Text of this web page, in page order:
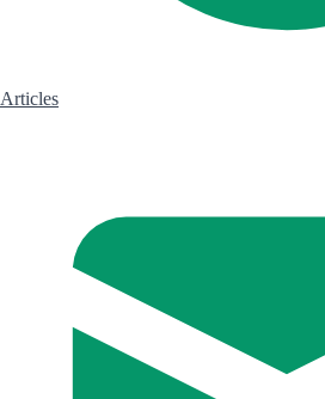
Articles